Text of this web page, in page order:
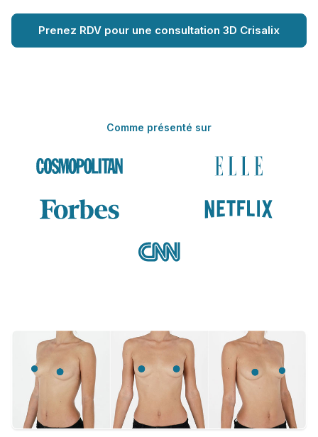
Prenez RDV pour une consultation 3D Crisalix
Comme présenté sur